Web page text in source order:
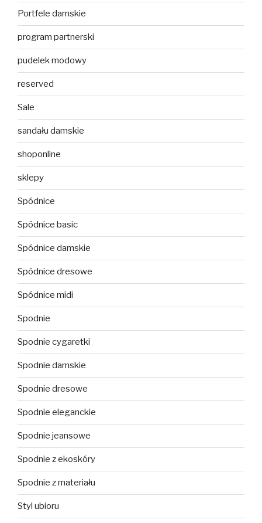
Portfele damskie
program partnerski
pudelek modowy
reserved
Sale
sandału damskie
shoponline
sklepy
Spódnice
Spódnice basic
Spódnice damskie
Spódnice dresowe
Spódnice midi
Spodnie
Spodnie cygaretki
Spodnie damskie
Spodnie dresowe
Spodnie eleganckie
Spodnie jeansowe
Spodnie z ekoskóry
Spodnie z materiału
Styl ubioru